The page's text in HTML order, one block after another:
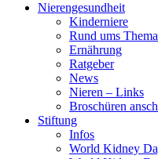
Nierengesundheit
Kinderniere
Rund ums
Ernährung
Ratgeber
News
Nieren – Links
Broschüren
Stiftung
Infos
World Kidney